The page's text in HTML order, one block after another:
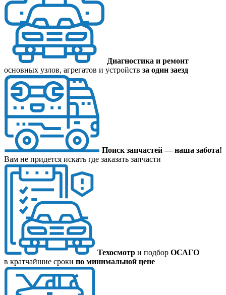
Диагностика и ремонт
основных узлов, агрегатов и устройств за один заезд
Поиск запчастей — наша забота!
Вам не придется искать где заказать запчасти
Техосмотр и подбор ОСАГО
в кратчайшие сроки по минимальной цене